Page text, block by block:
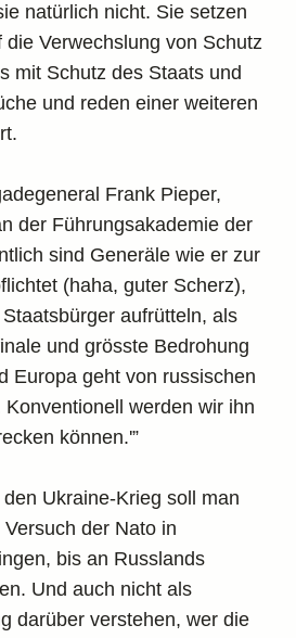
natürlich nicht. Sie setzen
Verwechslung von Schutz
mit Schutz des Staats und
und reden einer weiteren
Frank Pieper,
der Führungsakademie der
sind Generäle wie er zur
(haha, guter Scherz),
aufrütteln, als
und grösste Bedrohung
Europa geht von russischen
werden wir ihn
können.'”
Ukraine-Krieg soll man
der Nato in
bis an Russlands
Und auch nicht als
darüber verstehen, wer die